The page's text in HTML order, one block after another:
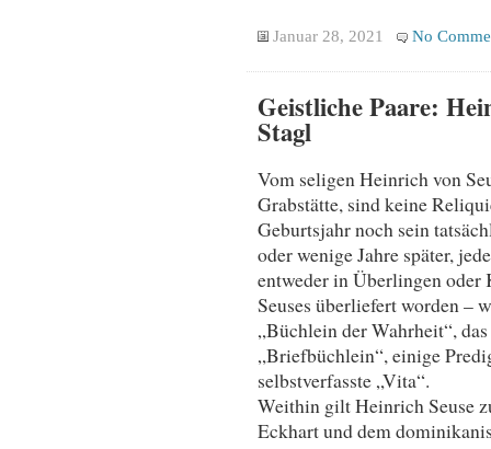
Januar 28, 2021 No
Geistliche Paare:
Stagl
Vom seligen Heinrich von
Grabstätte, sind keine
Geburtsjahr noch sein
oder wenige Jahre später,
entweder in Überlingen oder
Seuses überliefert worden –
„Büchlein der Wahrheit“,
„Briefbüchlein“, einige
selbstverfasste „Vita“.
Weithin gilt Heinrich Seuse
Eckhart und dem